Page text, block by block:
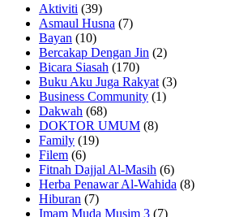
Aktiviti (39)
Asmaul Husna (7)
Bayan (10)
Bercakap Dengan Jin (2)
Bicara Siasah (170)
Buku Aku Juga Rakyat (3)
Business Community (1)
Dakwah (68)
DOKTOR UMUM (8)
Family (19)
Filem (6)
Fitnah Dajjal Al-Masih (6)
Herba Penawar Al-Wahida (8)
Hiburan (7)
Imam Muda Musim 3 (7)